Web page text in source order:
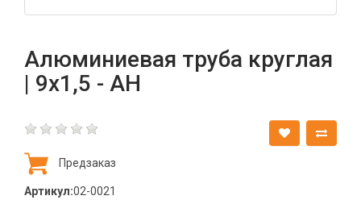
Алюминиевая труба круглая
| 9х1,5 - АН
Предзаказ
Артикул:02-0021